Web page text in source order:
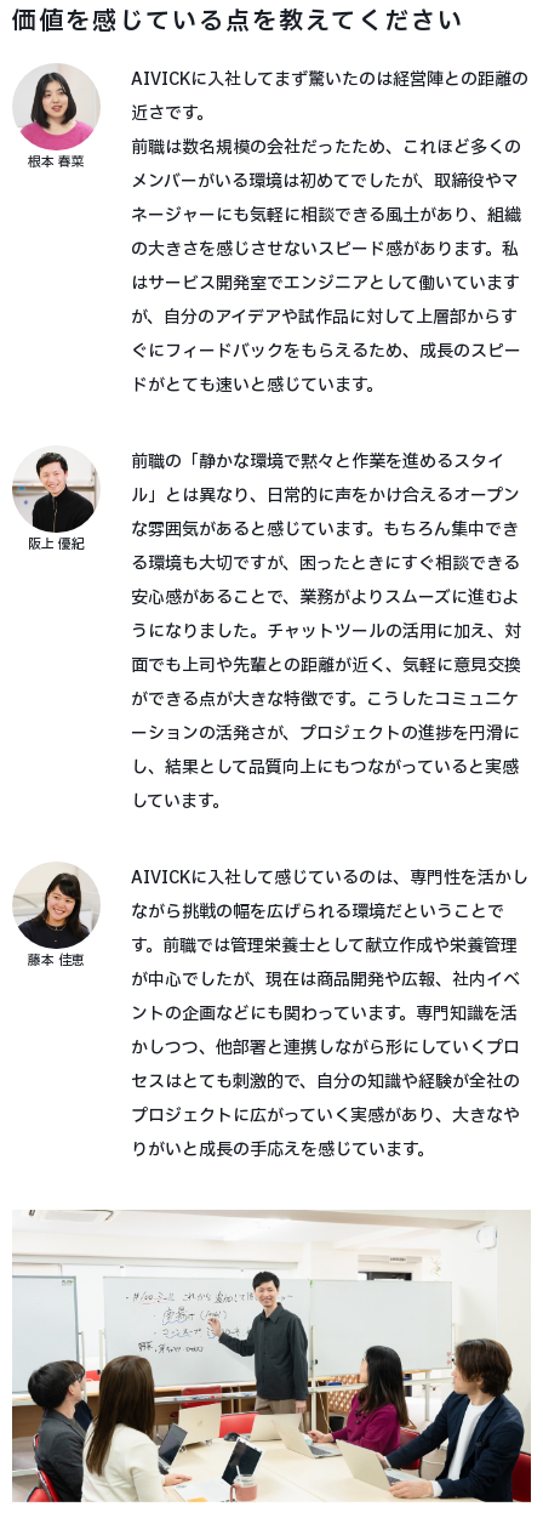
価値を感じている点を教えてください
根本 春菜
AIVICKに入社してまず驚いたのは経営陣との距離の
近さです。
前職は数名規模の会社だったため、これほど多くの
メンバーがいる環境は初めてでしたが、取締役やマ
ネージャーにも気軽に相談できる風土があり、組織
の大きさを感じさせないスピード感があります。私
はサービス開発室でエンジニアとして働いています
が、自分のアイデアや試作品に対して上層部からす
ぐにフィードバックをもらえるため、成長のスピー
ドがとても速いと感じています。
阪上 優紀
前職の「静かな環境で黙々と作業を進めるスタイ
ル」とは異なり、日常的に声をかけ合えるオープン
な雰囲気があると感じています。もちろん集中でき
る環境も大切ですが、困ったときにすぐ相談できる
安心感があることで、業務がよりスムーズに進むよ
うになりました。チャットツールの活用に加え、対
面でも上司や先輩との距離が近く、気軽に意見交換
ができる点が大きな特徴です。こうしたコミュニケ
ーションの活発さが、プロジェクトの進捗を円滑に
し、結果として品質向上にもつながっていると実感
しています。
藤本 佳恵
AIVICKに入社して感じているのは、専門性を活かし
ながら挑戦の幅を広げられる環境だということで
す。前職では管理栄養士として献立作成や栄養管理
が中心でしたが、現在は商品開発や広報、社内イベ
ントの企画などにも関わっています。専門知識を活
かしつつ、他部署と連携しながら形にしていくプロ
セスはとても刺激的で、自分の知識や経験が全社の
プロジェクトに広がっていく実感があり、大きなや
りがいと成長の手応えを感じています。